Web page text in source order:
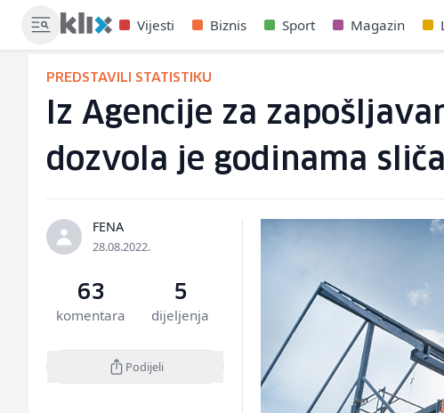
Vijesti Biznis Sport Magazin
PREDSTAVILI STATISTIKU
Iz Agencije za
dozvola je godinama
FENA
28.08.2022.
63
komentara
5
dijeljenja
Podijeli